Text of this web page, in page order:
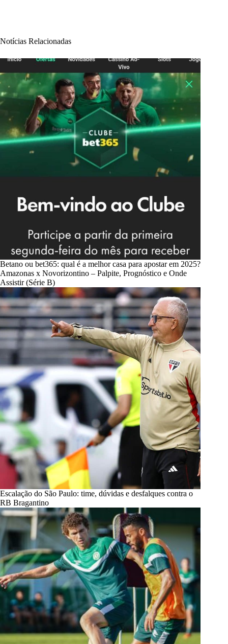
Notícias Relacionadas
Betano ou bet365: qual é a melhor casa para apostar em 2025?
Amazonas x Novorizontino – Palpite, Prognóstico e Onde
Assistir (Série B)
Escalação do São Paulo: time, dúvidas e desfalques contra o
RB Bragantino